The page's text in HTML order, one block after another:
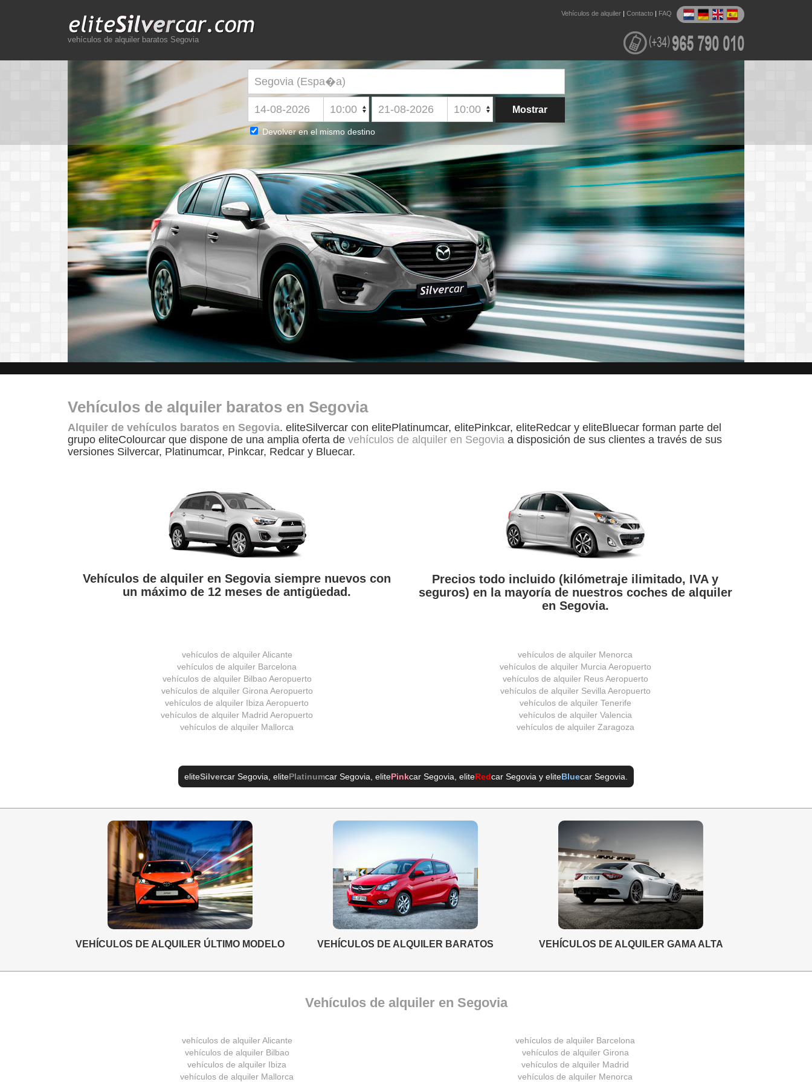
vehículos de alquiler baratos Segovia
Vehículos de alquiler | Contacto | FAQ
Vehículos de alquiler baratos en Segovia
Alquiler de vehículos baratos en Segovia. eliteSilvercar con elitePlatinumcar, elitePinkcar, eliteRedcar y eliteBluecar forman parte del
grupo eliteColourcar que dispone de una amplia oferta de vehículos de alquiler en Segovia a disposición de sus clientes a través de sus
versiones Silvercar, Platinumcar, Pinkcar, Redcar y Bluecar.
Vehículos de alquiler en Segovia siempre nuevos con
un máximo de 12 meses de antigüedad.
Precios todo incluido (kilómetraje ilimitado, IVA y
seguros) en la mayoría de nuestros coches de alquiler
en Segovia.
vehículos de alquiler Alicante
vehículos de alquiler Barcelona
vehículos de alquiler Bilbao Aeropuerto
vehículos de alquiler Girona Aeropuerto
vehículos de alquiler Ibiza Aeropuerto
vehículos de alquiler Madrid Aeropuerto
vehículos de alquiler Mallorca
vehículos de alquiler Menorca
vehículos de alquiler Murcia Aeropuerto
vehículos de alquiler Reus Aeropuerto
vehículos de alquiler Sevilla Aeropuerto
vehículos de alquiler Tenerife
vehículos de alquiler Valencia
vehículos de alquiler Zaragoza
eliteSilvercar Segovia , elitePlatinumcar Segovia , elitePinkcar Segovia , eliteRedcar Segovia y eliteBluecar Segovia
VEHÍCULOS DE ALQUILER ÚLTIMO MODELO VEHÍCULOS DE ALQUILER BARATOS VEHÍCULOS DE ALQUILER GAMA ALTA
Vehículos de alquiler en Segovia
vehículos de alquiler Alicante
vehículos de alquiler Barcelona
vehículos de alquiler Bilbao
vehículos de alquiler Girona
vehículos de alquiler Ibiza
vehículos de alquiler Madrid
vehículos de alquiler Mallorca
vehículos de alquiler Menorca
Devolver en el mismo destino